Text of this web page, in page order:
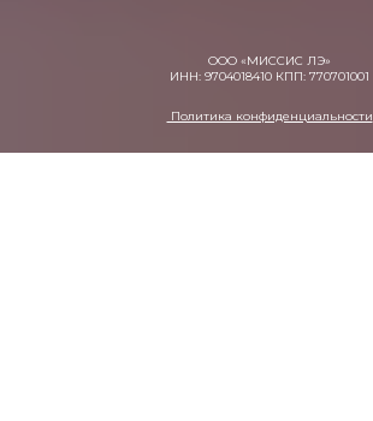
ООО «МИССИС ЛЭ»
ИНН: 9704018410 КПП: 770701001
Политика конфиденциальности